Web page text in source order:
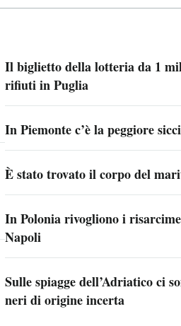
Il biglietto della lotteria da 1
rifiuti in Puglia
In Piemonte c’è la peggiore
È stato trovato il corpo del
In Polonia rivogliono i
Napoli
Sulle spiagge dell’Adriatico ci
neri di origine incerta